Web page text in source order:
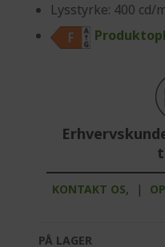
Lysstyrke: 400 cd/
KONTAKT OS, |
PÅ LAGER